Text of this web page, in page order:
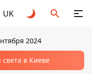
UK
2024
в Киеве